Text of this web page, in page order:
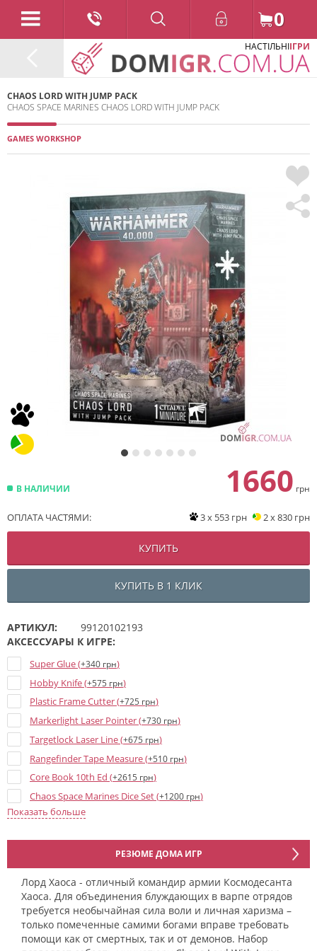
0
НАСТІЛЬНІІГРИ
CHAOS LORD WITH JUMP PACK
CHAOS SPACE MARINES CHAOS LORD WITH JUMP PACK
GAMES WORKSHOP
В НАЛИЧИИ 1660 грн
ОПЛАТА ЧАСТЯМИ: 3 x 553 грн 2 x 830 грн
КУПИТЬ
КУПИТЬ В 1 КЛИК
АРТИКУЛ:
99120102193
АКСЕССУАРЫ К ИГРЕ:
Super Glue (+340 грн)
Hobby Knife (+575 грн)
Plastic Frame Cutter (+725 грн)
Markerlight Laser Pointer (+730 грн)
Targetlock Laser Line (+675 грн)
Rangefinder Tape Measure (+510 грн)
Core Book 10th Ed (+2615 грн)
Chaos Space Marines Dice Set (+1200 грн)
Codex: Chaos Space Marines - 10th Ed (
Chaos Star - Печать чистоты (велкро) (+400 грн
Khorne Transparent Dice - 16 mm (+35 грн)
Chaos Star Blue Dice - 16 mm (
+35 грн
Chaos Star Brown Dice - 16 mm ( +35 грн)
Chaos Snake Dice - 16 mm (+35 грн)
Alpha Legion Dice - 16 mm (
)
Показать больше
РЕЗЮМЕ ДОМА ИГР
Лорд Хаоса - отличный командир армии Космодесанта
Хаоса. Для объединения блуждающих в варпе отрядов
требуется необычайная сила воли и личная харизма –
только помеченные самими богами вправе требовать
помощи как от смертных, так и от демонов. Набор